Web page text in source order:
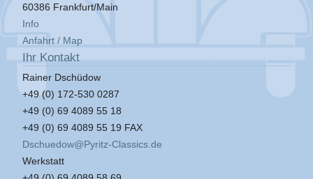
60386 Frankfurt/Main
Info
Anfahrt / Map
Ihr Kontakt
Rainer Dschüdow
+49 (0) 172-530 0287
+49 (0) 69 4089 55 18
+49 (0) 69 4089 55 19 FAX
Dschuedow@Pyritz-Classics.de
Werkstatt